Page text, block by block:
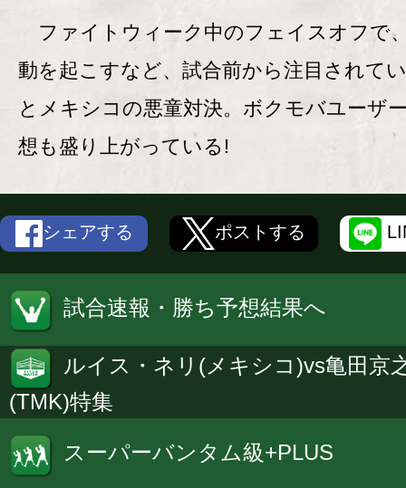
ファイトウィーク中のフェイスオフで
動を起こすなど、試合前から注目されて
とメキシコの悪童対決。ボクモバユーザ
想も盛り上がっている!
シェアする ポストする
試合速報・勝ち予想結果へ
ルイス・ネリ(メキシコ)vs亀田京
(TMK)特集
スーパーバンタム級+PLUS